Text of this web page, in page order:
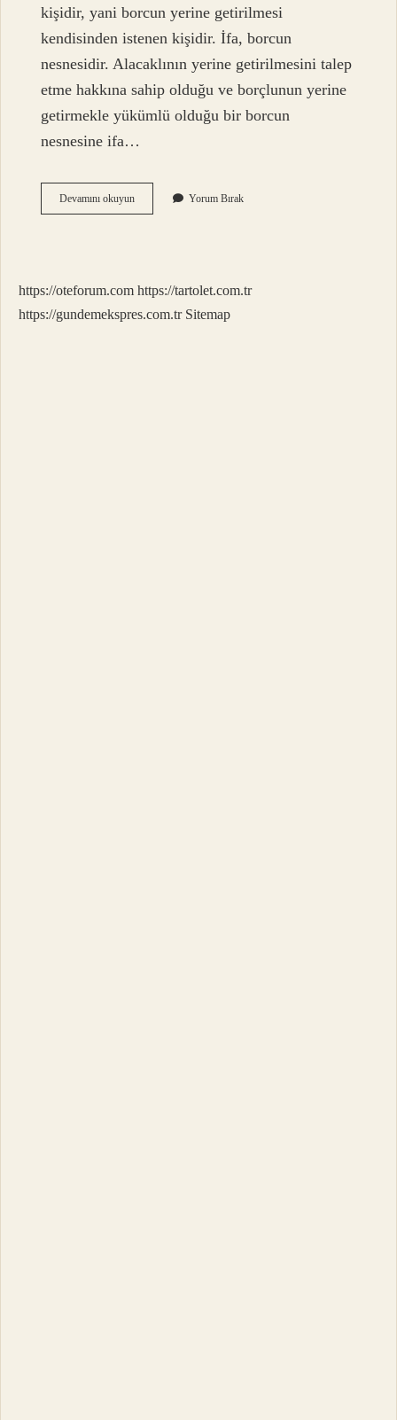
kişidir, yani borcun yerine getirilmesi
kendisinden istenen kişidir. İfa, borcun
nesnesidir. Alacaklının yerine getirilmesini talep
etme hakkına sahip olduğu ve borçlunun yerine
getirmekle yükümlü olduğu bir borcun
nesnesine ifa…
Devamını okuyunAlacaklı
Ve
Yorum Bırak
https://oteforum.com https://tartolet.com.tr
https://gundemekspres.com.tr Sitemap